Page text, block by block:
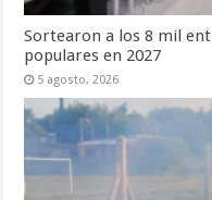
Sortearon a los 8 mil
populares en 2027
5 agosto, 2026